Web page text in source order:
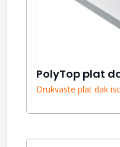
PolyTop plat
Drukvaste plat dak